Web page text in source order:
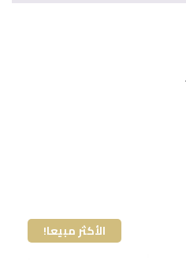
الأكثر مبيعا!